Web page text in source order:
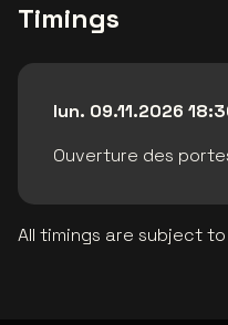
Timings
lun. 09.11.2026
Ouverture des
All timings are subject